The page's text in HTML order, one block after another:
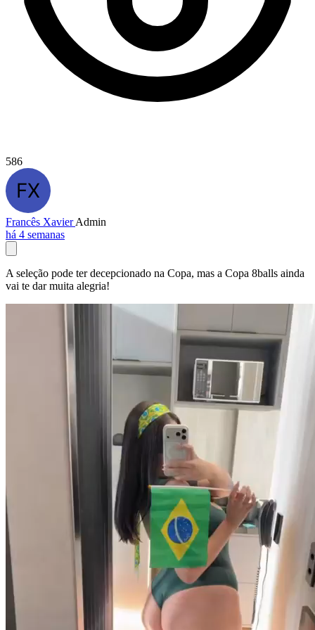
586
Francês XavierAdmin
há 4 semanas
A seleção pode ter decepcionado na Copa, mas a Copa 8balls ainda
vai te dar muita alegria!